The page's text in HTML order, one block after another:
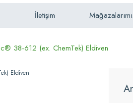
İletişim
38-612 (ex. ChemTek) Eldiven